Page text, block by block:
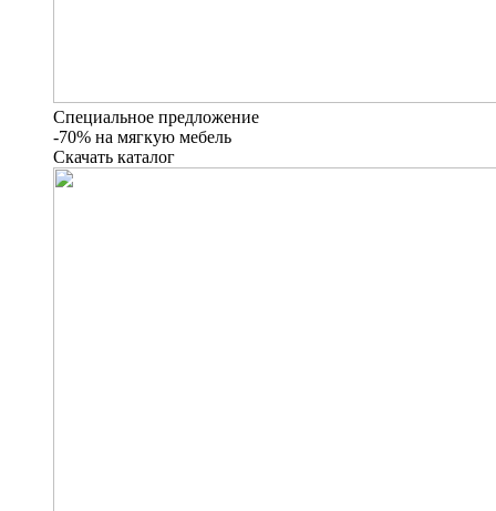
Специальное предложение
-70% на мягкую мебель
Скачать каталог